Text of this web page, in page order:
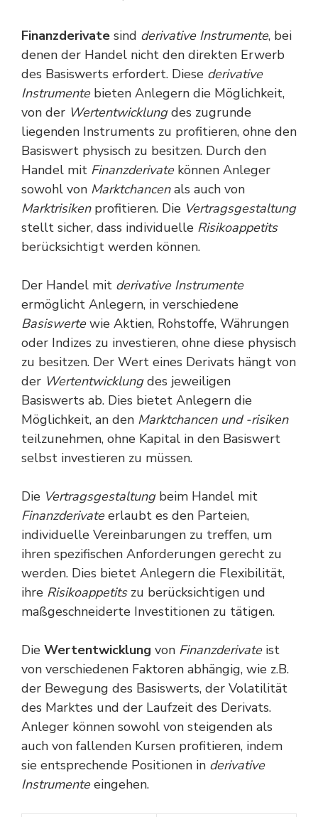
Finanzderivate sind derivative Instrumente, bei
denen der Handel nicht den direkten Erwerb
des Basiswerts erfordert. Diese derivative
Instrumentebieten Anlegern die Möglichkeit,
von der Wertentwicklungdes zugrunde
liegenden Instruments zu profitieren, ohne den
Basiswert physisch zu besitzen. Durch den
Handel mit Finanzderivatekönnen Anleger
sowohl von Marktchancenals auch von
Marktrisikenprofitieren. Die Vertragsgestaltung
stellt sicher, dass individuelle Risikoappetits
berücksichtigt werden können.
Der Handel mit derivative Instrumente
ermöglicht Anlegern, in verschiedene
Basiswertewie Aktien, Rohstoffe, Währungen
oder Indizes zu investieren, ohne diese physisch
zu besitzen. Der Wert eines Derivats hängt von
der Wertentwicklungdes jeweiligen
Basiswerts ab. Dies bietet Anlegern die
Möglichkeit, an den Marktchancen und -risiken
teilzunehmen, ohne Kapital in den Basiswert
selbst investieren zu müssen.
Die Vertragsgestaltungbeim Handel mit
Finanzderivateerlaubt es den Parteien,
individuelle Vereinbarungen zu treffen, um
ihren spezifischen Anforderungen gerecht zu
werden. Dies bietet Anlegern die Flexibilität,
ihre Risikoappetitszu berücksichtigen und
maßgeschneiderte Investitionen zu tätigen.
Die Wertentwicklung von Finanzderivateist
von verschiedenen Faktoren abhängig, wie z.B.
der Bewegung des Basiswerts, der Volatilität
des Marktes und der Laufzeit des Derivats.
Anleger können sowohl von steigenden als
auch von fallenden Kursen profitieren, indem
sie entsprechende Positionen in derivative
Instrumenteeingehen.